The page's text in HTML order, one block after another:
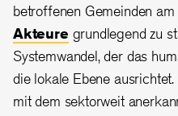
betroffenen Gemeinden
Akteure grundlegend zu
Systemwandel, der das
die lokale Ebene
mit dem sektorweit